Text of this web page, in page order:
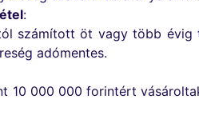
:
számított öt vagy több
adómentes.
10 000 000 forintért